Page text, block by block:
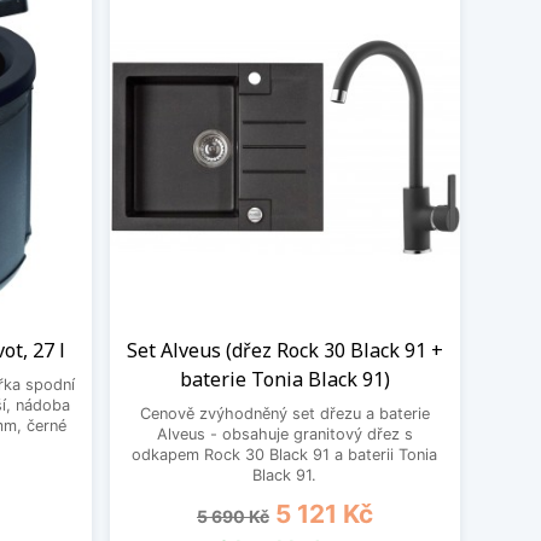
27 l
spodní
nádoba
černé
Set Alveus (dřez Rock 30 Black 91 +
baterie Tonia Black 91)
Cenově zvýhodněný set dřezu a baterie
Alveus - obsahuje granitový dřez s
odkapem Rock 30 Black 91 a baterii Tonia
Black 91.
Běžná cena
5 690 Kč Cena
5 121 Kč